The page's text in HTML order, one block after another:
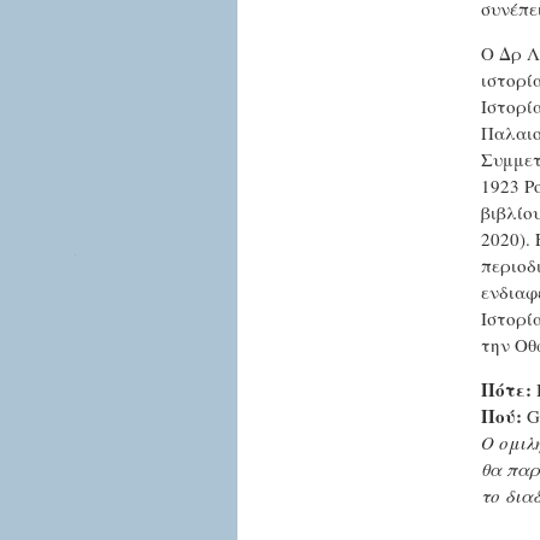
Ο Δρ
1923
2020).
την
Πότε:
Πού:
Ο
θα
το